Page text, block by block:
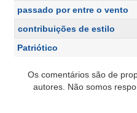
passado por entre o vento
contribuições de estilo
Patriótico
Os comentários são de
autores. Não somos